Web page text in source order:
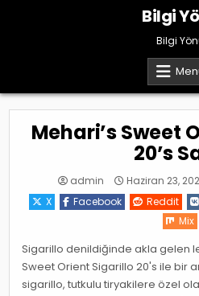
Bilgi
Bilgi
Mehari’s Sweet
20’s
admin Haziran 23,
X
Facebook Reddit
Mix
Sigarillo denildiğinde akla gelen
Sweet Orient Sigarillo 20's ile bir
sigarillo, tutkulu tiryakilere özel